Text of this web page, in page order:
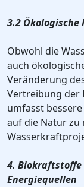
3.2
Obwohl die
auch
Veränderung
Vertreibung der
umfasst
auf die Natur zu
4.
Energiequellen